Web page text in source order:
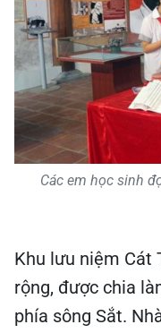
Các em học sinh
Khu lưu niệm Cát
rộng, được chia
phía sông Sắt.